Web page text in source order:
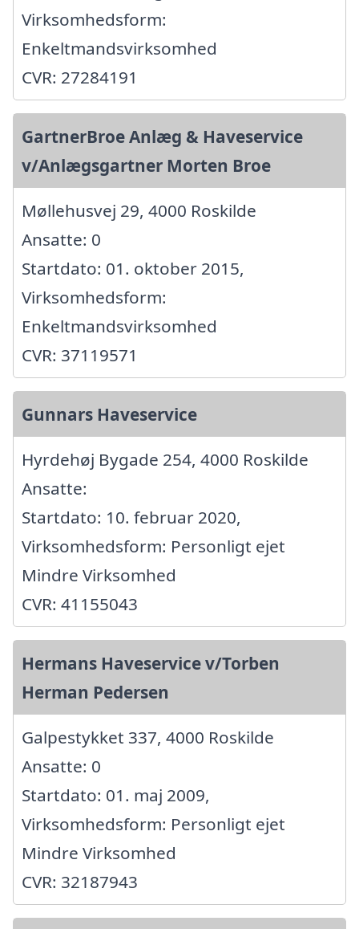
Virksomhedsform:
Enkeltmandsvirksomhed
CVR: 27284191
GartnerBroe Anlæg & Haveservice
v/Anlægsgartner Morten Broe
Møllehusvej 29, 4000 Roskilde
Ansatte: 0
Startdato: 01. oktober 2015,
Virksomhedsform:
Enkeltmandsvirksomhed
CVR: 37119571
Gunnars Haveservice
Hyrdehøj Bygade 254, 4000 Roskilde
Ansatte:
Startdato: 10. februar 2020,
Virksomhedsform: Personligt ejet
Mindre Virksomhed
CVR: 41155043
Hermans Haveservice v/Torben
Herman Pedersen
Galpestykket 337, 4000 Roskilde
Ansatte: 0
Startdato: 01. maj 2009,
Virksomhedsform: Personligt ejet
Mindre Virksomhed
CVR: 32187943